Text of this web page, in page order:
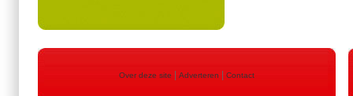
Over deze site Adverteren Contact